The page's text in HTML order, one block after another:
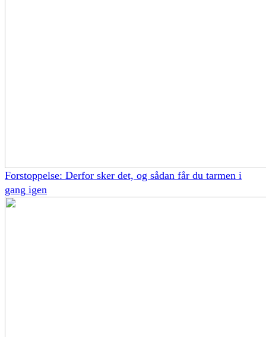
Forstoppelse: Derfor sker det, og sådan får du tarmen i
gang igen